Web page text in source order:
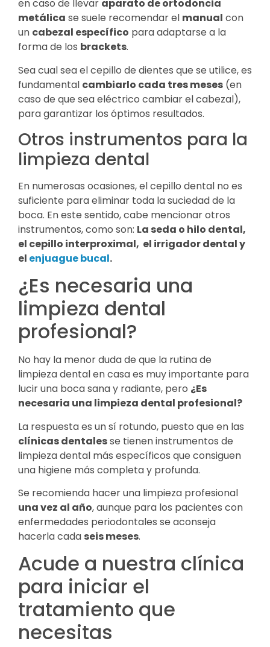
en caso de llevar aparato de ortodoncia
metálica se suele recomendar el manual con
un cabezal específico para adaptarse a la
forma de los brackets.
Sea cual sea el cepillo de dientes que se utilice, es
fundamental cambiarlo cada tres meses (en
caso de que sea eléctrico cambiar el cabezal),
para garantizar los óptimos resultados.
Otros instrumentos para la
limpieza dental
En numerosas ocasiones, el cepillo dental no es
suficiente para eliminar toda la suciedad de la
boca. En este sentido, cabe mencionar otros
instrumentos, como son: La seda o hilo dental,
el cepillo interproximal, el irrigador dental y
el enjuague bucal.
¿Es necesaria una
limpieza dental
profesional?
No hay la menor duda de que la rutina de
limpieza dental en casa es muy importante para
lucir una boca sana y radiante, pero ¿Es
necesaria una limpieza dental profesional?
La respuesta es un sí rotundo, puesto que en las
clínicas dentalesse tienen instrumentos de
limpieza dental más específicos que consiguen
una higiene más completa y profunda.
Se recomienda hacer una limpieza profesional
una vez al año, aunque para los pacientes con
enfermedades periodontales se aconseja
hacerla cada seis meses.
Acude a nuestra clínica
para iniciar el
tratamiento que
necesitas